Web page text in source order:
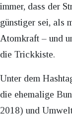
immer, dass der
günstiger sei, als
Atomkraft – und
die Trickkiste.
Unter dem
die ehemalige
2018) und